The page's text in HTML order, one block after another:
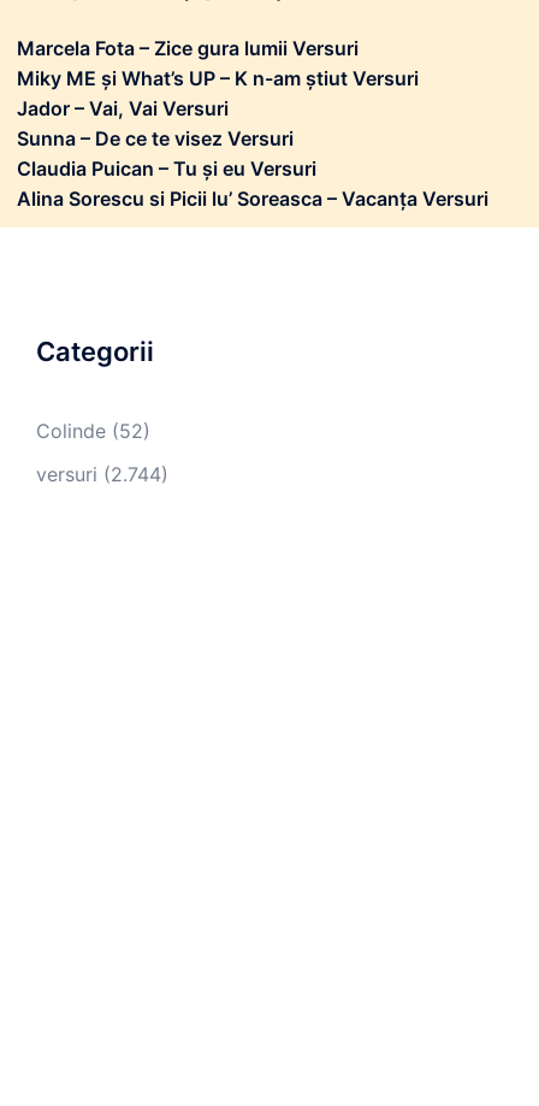
Marcela Fota – Zice gura lumii Versuri
Miky ME și What’s UP – K n-am știut Versuri
Jador – Vai, Vai Versuri
Sunna – De ce te visez Versuri
Claudia Puican – Tu și eu Versuri
Alina Sorescu si Picii lu’ Soreasca – Vacanța Versuri
Categorii
Colinde (52)
versuri (2.744)